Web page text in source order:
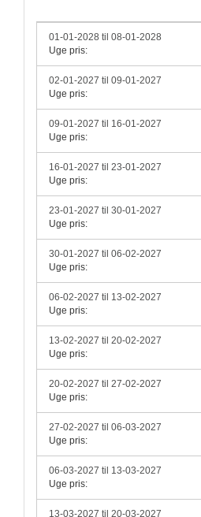
01-01-2028 til 08-01-2028
Uge pris:
02-01-2027 til 09-01-2027
Uge pris:
09-01-2027 til 16-01-2027
Uge pris:
16-01-2027 til 23-01-2027
Uge pris:
23-01-2027 til 30-01-2027
Uge pris:
30-01-2027 til 06-02-2027
Uge pris:
06-02-2027 til 13-02-2027
Uge pris:
13-02-2027 til 20-02-2027
Uge pris:
20-02-2027 til 27-02-2027
Uge pris:
27-02-2027 til 06-03-2027
Uge pris:
06-03-2027 til 13-03-2027
Uge pris:
13-03-2027 til 20-03-2027